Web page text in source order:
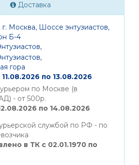
Доставка
г. Москва, Шоссе энтузиастов,
Б-4
гора
по 13.08.2026
по Москве (в
- от 500р.
по 14.08.2026
службой по РФ - по
в ТК с 02.01.1970 по